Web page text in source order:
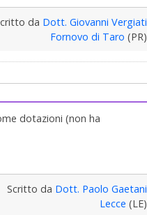
da Dott. Giovanni Vergiati
Fornovo di Taro (PR)
dotazioni (non ha
Scritto da Dott. Paolo Gaetani
Lecce (LE)